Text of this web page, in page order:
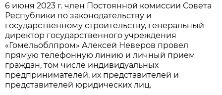
6 июня 2023 г. член Постоянной комиссии Совета
Республики по законодательству и
государственному строительству, генеральный
директор государственного учреждения
«Гомельоблпром» Алексей Неверов провел
прямую телефонную линию и личный прием
граждан, том числе индивидуальных
предпринимателей, их представителей и
представителей юридических лиц.